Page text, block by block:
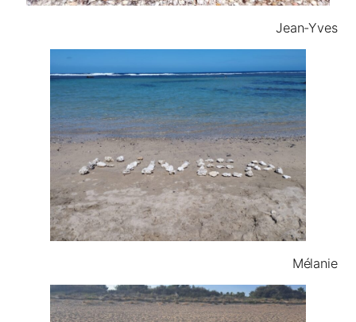
Jean-Yves
Mélanie